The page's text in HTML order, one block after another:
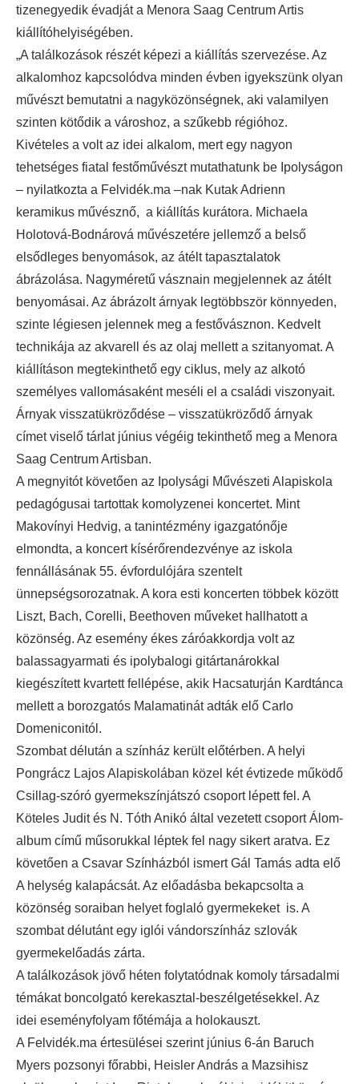
tizenegyedik évadját a Menora Saag Centrum Artis
kiállítóhelyiségében.
„A találkozások részét képezi a kiállítás szervezése. Az
alkalomhoz kapcsolódva minden évben igyekszünk olyan
művészt bemutatni a nagyközönségnek, aki valamilyen
szinten kötődik a városhoz, a szűkebb régióhoz.
Kivételes a volt az idei alkalom, mert egy nagyon
tehetséges fiatal festőművészt mutathatunk be Ipolyságon
– nyilatkozta a Felvidék.ma –nak Kutak Adrienn
keramikus művésznő, a kiállítás kurátora. Michaela
Holotová-Bodnárová művészetére jellemző a belső
elsődleges benyomások, az átélt tapasztalatok
ábrázolása. Nagyméretű vásznain megjelennek az átélt
benyomásai. Az ábrázolt árnyak legtöbbször könnyeden,
szinte légiesen jelennek meg a festővásznon. Kedvelt
technikája az akvarell és az olaj mellett a szitanyomat. A
kiállításon megtekinthető egy ciklus, mely az alkotó
személyes vallomásaként meséli el a családi viszonyait.
Árnyak visszatükröződése – visszatükröződő árnyak
címet viselő tárlat június végéig tekinthető meg a Menora
Saag Centrum Artisban.
A megnyitót követően az Ipolysági Művészeti Alapiskola
pedagógusai tartottak komolyzenei koncertet. Mint
Makovínyi Hedvig, a tanintézmény igazgatónője
elmondta, a koncert kísérőrendezvénye az iskola
fennállásának 55. évfordulójára szentelt
ünnepségsorozatnak. A kora esti koncerten többek között
Liszt, Bach, Corelli, Beethoven műveket hallhatott a
közönség. Az esemény ékes záróakkordja volt az
balassagyarmati és ipolybalogi gitártanárokkal
kiegészített kvartett fellépése, akik Hacsaturján Kardtánca
mellett a borozgatós Malamatinát adták elő Carlo
Domeniconitól.
Szombat délután a színház került előtérben. A helyi
Pongrácz Lajos Alapiskolában közel két évtizede működő
Csillag-szóró gyermekszínjátszó csoport lépett fel. A
Köteles Judit és N. Tóth Anikó által vezetett csoport Álom-
album című műsorukkal léptek fel nagy sikert aratva. Ez
követően a Csavar Színházból ismert Gál Tamás adta elő
A helység kalapácsát. Az előadásba bekapcsolta a
közönség soraiban helyet foglaló gyermekeket is. A
szombat délutánt egy iglói vándorszínház szlovák
gyermekelőadás zárta.
A találkozások jövő héten folytatódnak komoly társadalmi
témákat boncolgató kerekasztal-beszélgetésekkel. Az
idei eseményfolyam főtémája a holokauszt.
A Felvidék.ma értesülései szerint június 6-án Baruch
Myers pozsonyi főrabbi, Heisler András a Mazsihisz